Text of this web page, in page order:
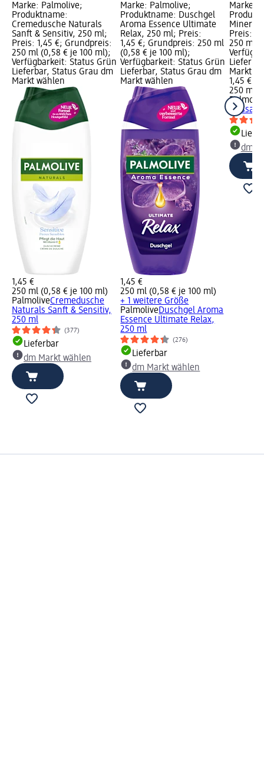
Marke: Palmolive;
Produktname:
Cremedusche Naturals
Sanft & Sensitiv, 250 ml;
Preis: 1,45 €; Grundpreis:
250 ml (0,58 € je 100 ml);
Verfügbarkeit: Status Grün
Lieferbar, Status Grau dm
Markt wählen
1,45 €
250 ml (0,58 € je 100 ml)
PalmoliveCremedusche
Naturals Sanft & Sensitiv,
250 ml
(377)
Lieferbar
dm Markt wählen
Marke: Palmolive;
Produktname: Duschgel
Aroma Essence Ultimate
Relax, 250 ml; Preis:
1,45 €; Grundpreis: 250 ml
(0,58 € je 100 ml);
Verfügbarkeit: Status Grün
Lieferbar, Status Grau dm
Markt wählen
1,45 €
250 ml (0,58 € je 100 ml)
+ 1 weitere Größe
PalmoliveDuschgel Aroma
Essence Ultimate Relax,
250 ml
(276)
Lieferbar
dm Markt wählen
Marke:
Mineral
Preis:
250 ml
Markt
1,45 €
250 ml
dm